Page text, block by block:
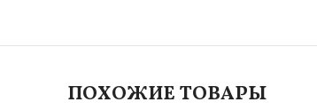
ПОХОЖИЕ ТОВАРЫ